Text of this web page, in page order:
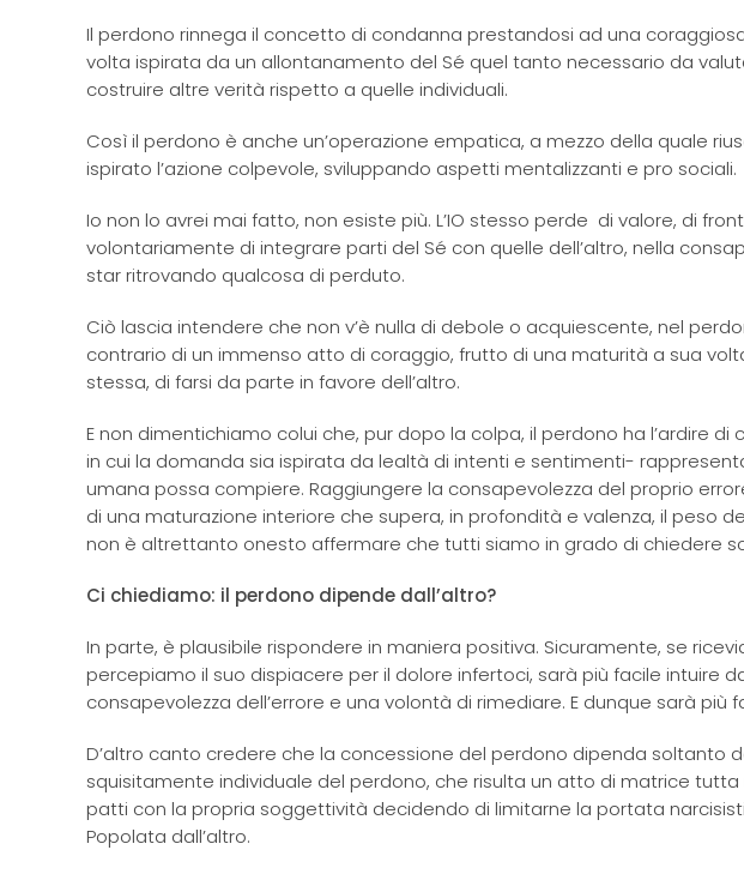
Il perdono rinnega il concetto di condanna prestandosi ad una
volta ispirata da un allontanamento del Sé quel tanto necessario da
costruire altre verità rispetto a quelle individuali.
Così il perdono è anche un’operazione empatica, a mezzo della quale
ispirato l’azione colpevole, sviluppando aspetti mentalizzanti e pro sociali.
Io non lo avrei mai fatto, non esiste più. L’IO stesso perde di valore, di
volontariamente di integrare parti del Sé con quelle dell’altro, nella
star ritrovando qualcosa di perduto.
Ciò lascia intendere che non v’è nulla di debole o acquiescente, nel
contrario di un immenso atto di coraggio, frutto di una maturità a sua
stessa, di farsi da parte in favore dell’altro.
E non dimentichiamo colui che, pur dopo la colpa, il perdono ha l’ardire
in cui la domanda sia ispirata da lealtà di intenti e sentimenti-
umana possa compiere. Raggiungere la consapevolezza del proprio
di una maturazione interiore che supera, in profondità e valenza, il peso
non è altrettanto onesto affermare che tutti siamo in grado di chiedere
Ci chiediamo: il perdono dipende dall’altro?
In parte, è plausibile rispondere in maniera positiva. Sicuramente, se
percepiamo il suo dispiacere per il dolore infertoci, sarà più facile intuire
consapevolezza dell’errore e una volontà di rimediare. E dunque sarà più
D’altro canto credere che la concessione del perdono dipenda
squisitamente individuale del perdono, che risulta un atto di matrice
patti con la propria soggettività decidendo di limitarne la portata
Popolata dall’altro.